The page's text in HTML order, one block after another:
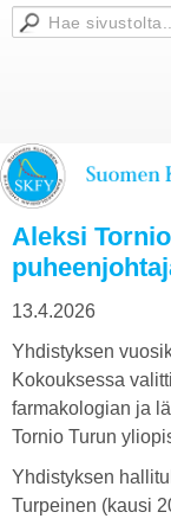
Aleksi
13.4.2026
Yhdistyksen
Kokouksessa
farmakologian ja
Tornio Turun
Yhdistyksen
Turpeinen (kausi